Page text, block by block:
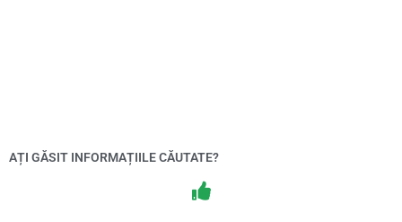
AȚI GĂSIT INFORMAȚIILE CĂUTATE?